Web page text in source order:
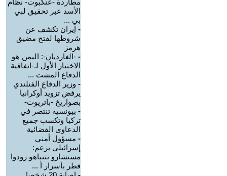
مطاردة -عنكبوت- نظام
الأسد عبر تحقيق لبي
بي ...
- إيران تكشف عن
شروطها لفتح مضيق
هرمز
- -الغارديان-: اليمن هو
الاختبار الأول لـ-اتفاقية
الدفاع المشت ...
- وزير الدفاع الفنلندي
يرفض تزويد أوكرانيا
بصواريخ -باتريوت-
- بيونسيه تنتصر في
تركيا وتكسب جميع
الدعاوى القضائية
- مسؤول أمني
إسرائيلي يزعم:
مستشارو نتنياهو زودوا
قطر بأسرار أ ...